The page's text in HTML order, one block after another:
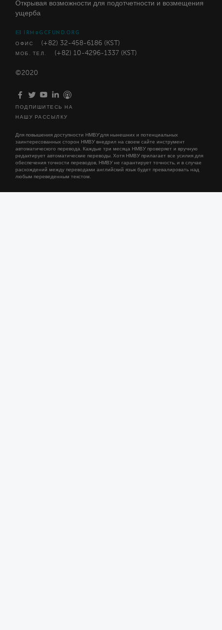
Открывая возможности для подотчетности и возмещения
ущерба
IRM@GCFUND.ORG
ОФИС
(+82) 32-458-6186 (KST)
МОБ. ТЕЛ. (+82) 10-4296-1337 (KST)
©2020
ПОДПИШИТЕСЬ НА
НАШУ РАССЫЛКУ
Для повышения доступности НМВУ'для нынешних и потенциальных
заинтересованных сторон НМВУ внедрил на своем сайте инструмент
автоматического перевода. Каждые три месяца НМВУ проверяет и вручную
редактирует автоматические переводы. Хотя НМВУ прилагает все усилия для
обеспечения точности переводов, НМВУ не гарантирует точность, и в случае
расхождений между переводами английский язык будет превалировать над
любым переведенным текстом.